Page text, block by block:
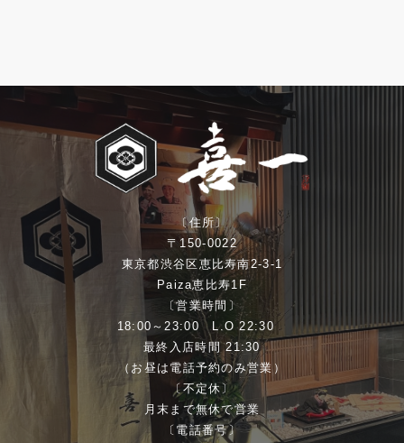
〔住所〕
〒150-0022
東京都渋谷区恵比寿南2-3-1
Paiza恵比寿1F
〔営業時間〕
18:00～23:00 L.O 22:30
最終入店時間 21:30
（お昼は電話予約のみ営業）
〔不定休〕
月末まで無休で営業
〔電話番号〕